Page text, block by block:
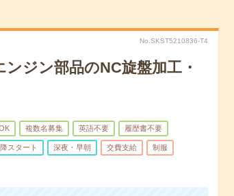
No.SKST5210836-T4
ンジン部品のNC旋盤加工・
複数名募集 英語不要 履歴書不要
スタート 深夜・早朝 交費支給 制服